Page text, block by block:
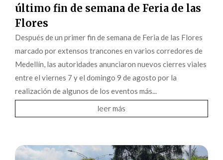
último fin de semana de Feria de las
Flores
Después de un primer fin de semana de Feria de las Flores
marcado por extensos trancones en varios corredores de
Medellín, las autoridades anunciaron nuevos cierres viales
entre el viernes 7 y el domingo 9 de agosto por la
realización de algunos de los eventos más...
leer más